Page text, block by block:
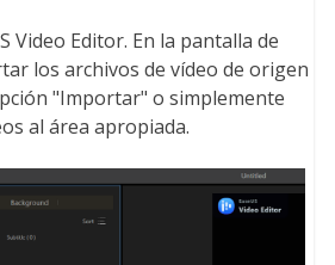
Video Editor. En la pantalla de
los archivos de vídeo de origen
"Importar" o simplemente
al área apropiada.